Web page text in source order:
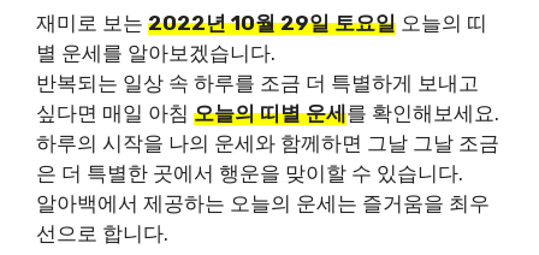
재미로 보는 2022년 10월 29일 토요일 오늘의 띠
별 운세를 알아보겠습니다.
반복되는 일상 속 하루를 조금 더 특별하게 보내고
싶다면 매일 아침 오늘의 띠별 운세를 확인해보세요.
하루의 시작을 나의 운세와 함께하면 그날 그날 조금
은 더 특별한 곳에서 행운을 맞이할 수 있습니다.
알아백에서 제공하는 오늘의 운세는 즐거움을 최우
선으로 합니다.